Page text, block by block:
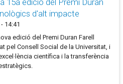
15a edició del Premi Duran
d'alt impacte
14:41
edició del Premi Duran Farell
pel Consell Social de la Universitat, i
científica i la transferència